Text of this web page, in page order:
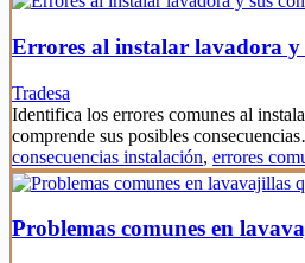
Errores al instalar lavadora y
Tradesa
Identifica los errores comunes al
comprende sus posibles
consecuencias instalación, errores
Problemas comunes en